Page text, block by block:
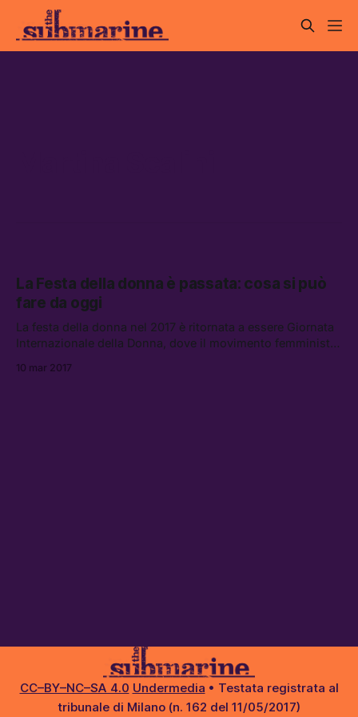
La Festa della donna è passata: cosa si può
fare da oggi
La festa della donna nel 2017 è ritornata a essere Giornata
Internazionale della Donna, dove il movimento femminista
politica.
10 mar 2017
CC–BY–NC–SA 4.0 Undermedia • Testata registrata al
tribunale di Milano (n. 162 del 11/05/2017)